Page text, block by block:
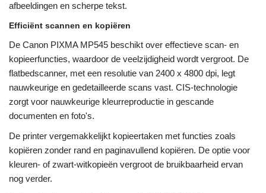
afbeeldingen en scherpe tekst.
Efficiënt scannen en kopiëren
De Canon PIXMA MP545 beschikt over effectieve scan- en
kopieerfuncties, waardoor de veelzijdigheid wordt vergroot. De
flatbedscanner, met een resolutie van 2400 x 4800 dpi, legt
nauwkeurige en gedetailleerde scans vast. CIS-technologie
zorgt voor nauwkeurige kleurreproductie in gescande
documenten en foto's.
De printer vergemakkelijkt kopieertaken met functies zoals
kopiëren zonder rand en paginavullend kopiëren. De optie voor
kleuren- of zwart-witkopieën vergroot de bruikbaarheid ervan
nog verder.